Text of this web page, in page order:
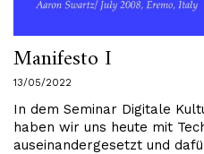
Manifesto I
13/05/2022
In dem Seminar Digitale
haben wir uns heute mit
auseinandergesetzt und